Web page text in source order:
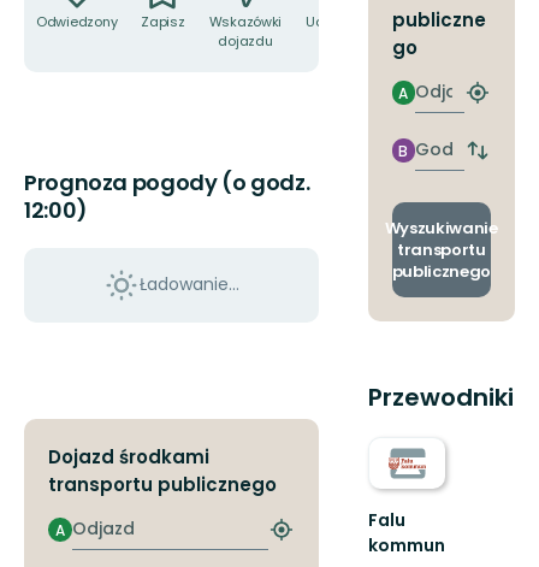
Odwiedzony Zapisz
Wskazówki
dojazdu
Udostępnij
Prognoza pogody (o godz.
12:00)
Ładowanie...
Dojazd środkami
transportu publicznego
Odjazd
A
Znajdź
publiczne
go
Odjazd
A
Znajdź
Godzinie
przyjazdu
B
Zmiana
i
Wyszukiwanie
transportu
publicznego
Przewodniki
Falu
kommun